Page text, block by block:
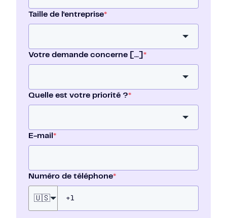
Taille de l'entreprise*
Votre demande concerne [...] *
Quelle est votre priorité ?*
E-mail *
Numéro de téléphone*
🇺🇸